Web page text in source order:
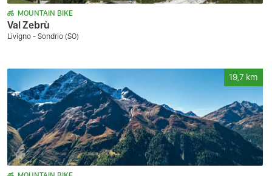
MOUNTAIN BIKE
Val Zebrù
Livigno - Sondrio (SO)
19,7 km